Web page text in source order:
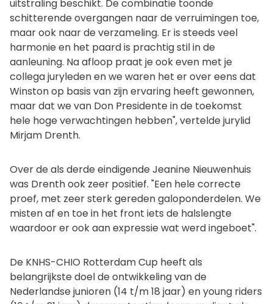
uitstraling beschikt. De combinatie toonde
schitterende overgangen naar de verruimingen toe,
maar ook naar de verzameling. Er is steeds veel
harmonie en het paard is prachtig stil in de
aanleuning. Na afloop praat je ook even met je
collega juryleden en we waren het er over eens dat
Winston op basis van zijn ervaring heeft gewonnen,
maar dat we van Don Presidente in de toekomst
hele hoge verwachtingen hebben", vertelde jurylid
Mirjam Drenth.
Over de als derde eindigende Jeanine Nieuwenhuis
was Drenth ook zeer positief. "Een hele correcte
proef, met zeer sterk gereden galoponderdelen. We
misten af en toe in het front iets de halslengte
waardoor er ook aan expressie wat werd ingeboet".
De KNHS-CHIO Rotterdam Cup heeft als
belangrijkste doel de ontwikkeling van de
Nederlandse junioren (14 t/m 18 jaar) en young riders